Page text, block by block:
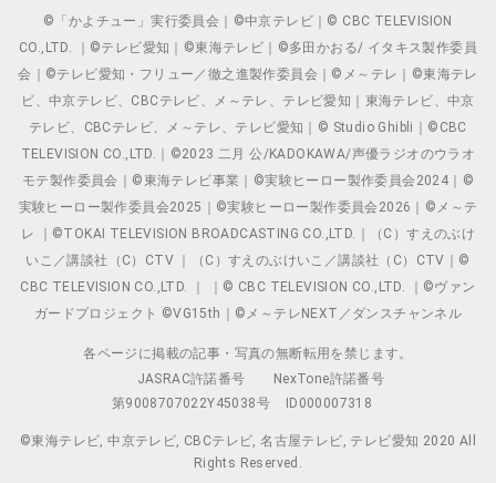
©「かよチュー」実行委員会｜©中京テレビ｜© CBC TELEVISION
CO.,LTD. ｜©テレビ愛知｜©東海テレビ｜©多田かおる/ イタキス製作委員
会｜©テレビ愛知・フリュー／徹之進製作委員会｜©メ～テレ｜©東海テレ
ビ、中京テレビ、CBCテレビ、メ～テレ、テレビ愛知｜東海テレビ、中京
テレビ、CBCテレビ、メ～テレ、テレビ愛知｜© Studio Ghibli｜©CBC
TELEVISION CO.,LTD.｜©2023 二月 公/KADOKAWA/声優ラジオのウラオ
モテ製作委員会｜©東海テレビ事業｜©実験ヒーロー製作委員会2024｜©
実験ヒーロー製作委員会2025｜©実験ヒーロー製作委員会2026｜©メ～テ
レ ｜©TOKAI TELEVISION BROADCASTING CO.,LTD.｜（C）すえのぶけ
いこ／講談社（C）CTV ｜（C）すえのぶけいこ／講談社（C）CTV｜©
CBC TELEVISION CO.,LTD. ｜ ｜© CBC TELEVISION CO.,LTD. ｜©ヴァン
ガードプロジェクト ©VG15th｜©メ～テレNEXT／ダンスチャンネル
各ページに掲載の記事・写真の無断転用を禁じます。
JASRAC許諾番号
NexTone許諾番号
第9008707022Y45038号
ID000007318
©東海テレビ, 中京テレビ, CBCテレビ, 名古屋テレビ, テレビ愛知 2020 All
Rights Reserved.